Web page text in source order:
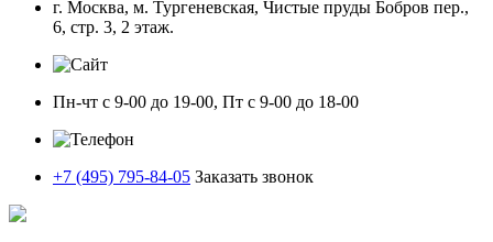
г. Москва, м. Тургеневская, Чистые пруды Бобров пер.,
6, стр. 3, 2 этаж.
Пн-чт с 9-00 до 19-00, Пт с 9-00 до 18-00
+7 (495) 795-84-05 Заказать звонок